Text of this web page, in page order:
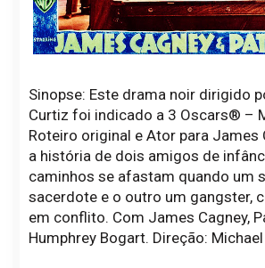
Sinopse: Este drama noir dirigido
Curtiz foi indicado a 3 Oscars® –
Roteiro original e Ator para James
a história de dois amigos de
caminhos se afastam quando um
sacerdote e o outro um gangster,
em conflito. Com James Cagney,
Humphrey Bogart. Direção: